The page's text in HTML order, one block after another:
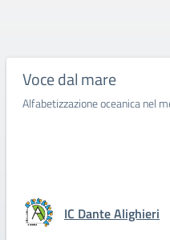
Voce dal mare
Alfabetizzazione oceanica nel
IC Dante Alighieri